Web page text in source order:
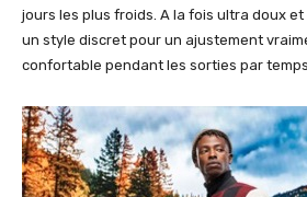
jours les plus froids. A la fois ultra doux
un style discret pour un ajustement
confortable pendant les sorties par